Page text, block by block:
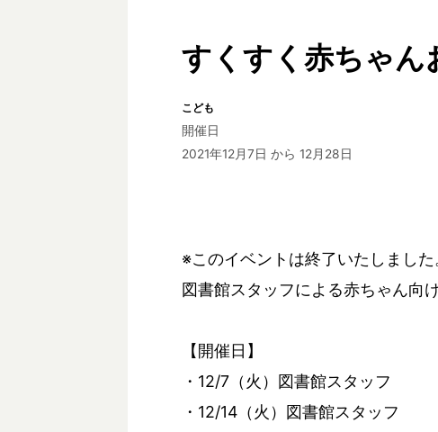
すくすく赤ちゃん
こども
開催日
2021年12月7日 から 12月28日
※このイベントは終了いたしました
図書館スタッフによる赤ちゃん向
【開催日】
・12/7（火）図書館スタッフ
・12/14（火）図書館スタッフ